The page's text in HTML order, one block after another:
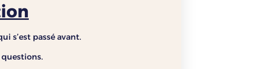
s’est passé avant.
questions.